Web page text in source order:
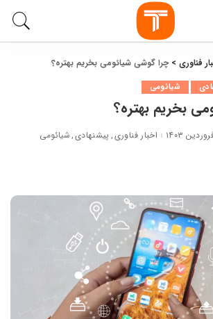
فناوری >چرا گوشی شیائومی بخریم بهتره؟
شیائومی
بخریم بهتره؟
اخبار فناوری پیشنهادی شیائومی